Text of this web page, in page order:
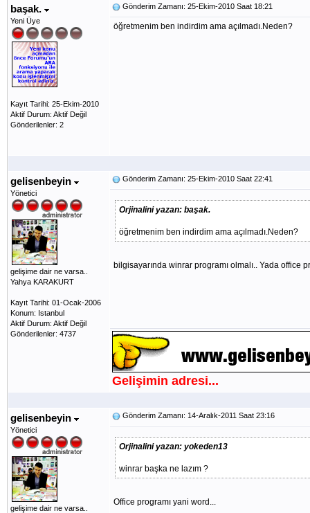
başak.
Yeni Üye
Kayıt Tarihi: 25-Ekim-2010
Aktif Durum: Aktif Değil
Gönderilenler: 2
Gönderim Zamanı: 25-Ekim-2010 Saat 18:21
öğretmenim ben indirdim ama açılmadı.Neden?
gelisenbeyin
Yönetici
gelişime dair ne varsa..
Yahya KARAKURT
Kayıt Tarihi: 01-Ocak-2006
Konum: Istanbul
Aktif Durum: Aktif Değil
Gönderilenler: 4737
Gönderim Zamanı: 25-Ekim-2010 Saat 22:41
Orjinalini yazan: başak.
öğretmenim ben indirdim ama açılmadı.Neden?
bilgisayarında winrar programı olmalı.. Yada office
Gelişimin adresi...
gelisenbeyin
Yönetici
gelişime dair ne varsa..
Gönderim Zamanı: 14-Aralık-2011 Saat 23:16
Orjinalini yazan: yokeden13
winrar başka ne lazım ?
Office programı yani word...